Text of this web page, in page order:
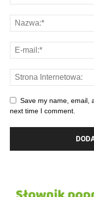
Save my name, email,
next time I comment.